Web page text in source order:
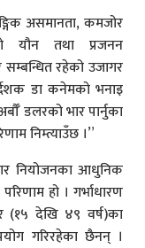
असमानता, कमजोर
यौन तथा प्रजनन
रहेको उजागर
डा कनेमको भनाइ
डलरको भार पार्नुका
निम्त्याउँछ ।”
नियोजनका आधुनिक
हो । गर्भाधारण
(१५ देखि ४९ वर्ष)का
गरिरहेका छैनन् ।